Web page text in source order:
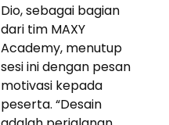
Dio, sebagai bagian
dari tim MAXY
Academy, menutup
sesi ini dengan pesan
motivasi kepada
peserta. “Desain